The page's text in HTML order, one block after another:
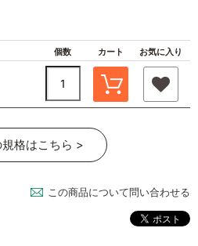
個数 カート お気に入り
格はこちら >
この商品について問い合わせる